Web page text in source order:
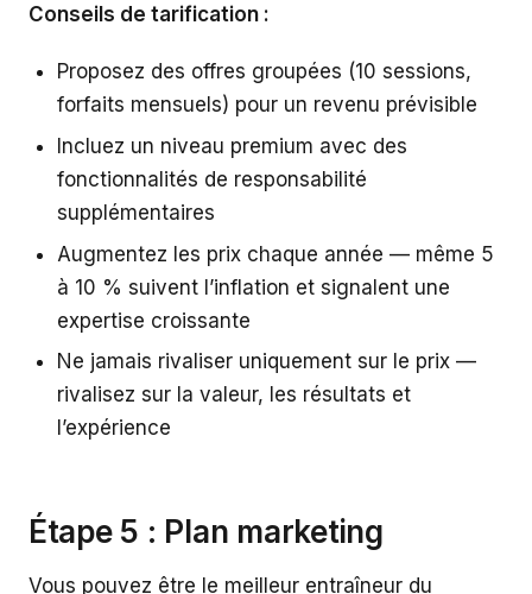
Conseils de tarification :
Proposez des offres groupées (10 sessions,
forfaits mensuels) pour un revenu prévisible
Incluez un niveau premium avec des
fonctionnalités de responsabilité
supplémentaires
Augmentez les prix chaque année — même 5
à 10 % suivent l’inflation et signalent une
expertise croissante
Ne jamais rivaliser uniquement sur le prix —
rivalisez sur la valeur, les résultats et
l’expérience
Étape 5 : Plan marketing
Vous pouvez être le meilleur entraîneur du